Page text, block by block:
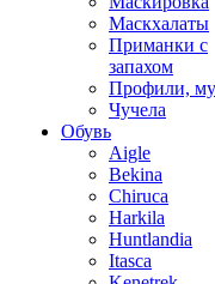
Маскхалаты
Приманки с
запахом
Профили,
Чучела
Обувь
Aigle
Bekina
Chiruсa
Harkila
Huntlandia
Itasca